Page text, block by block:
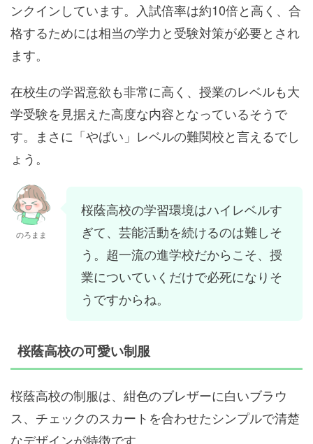
ンクインしています。入試倍率は約10倍と高く、合
格するためには相当の学力と受験対策が必要とされ
ます。
在校生の学習意欲も非常に高く、授業のレベルも大
学受験を見据えた高度な内容となっているそうで
す。まさに「やばい」レベルの難関校と言えるでし
ょう。
のろまま
桜蔭高校の学習環境はハイレベルす
ぎて、芸能活動を続けるのは難しそ
う。超一流の進学校だからこそ、授
業についていくだけで必死になりそ
うですからね。
桜蔭高校の可愛い制服
桜蔭高校の制服は、紺色のブレザーに白いブラウ
ス、チェックのスカートを合わせたシンプルで清楚
なデザインが特徴です。